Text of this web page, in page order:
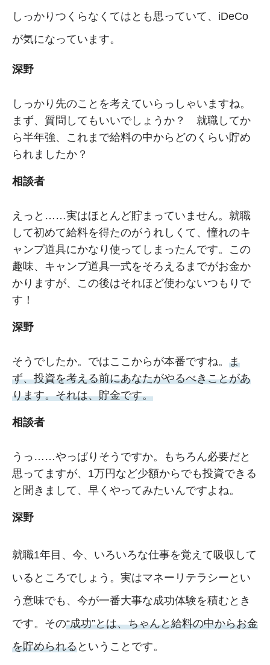
しっかりつくらなくてはとも思っていて、iDeCo
が気になっています。
深野
しっかり先のことを考えていらっしゃいますね。
まず、質問してもいいでしょうか？ 就職してか
ら半年強、これまで給料の中からどのくらい貯め
られましたか？
相談者
えっと……実はほとんど貯まっていません。就職
して初めて給料を得たのがうれしくて、憧れのキ
ャンプ道具にかなり使ってしまったんです。この
趣味、キャンプ道具一式をそろえるまでがお金か
かりますが、この後はそれほど使わないつもりで
す！
深野
そうでしたか。ではここからが本番ですね。 ま
ず、投資を考える前にあなたがやるべきことがあ
ります。それは、貯金です。
相談者
うっ……やっぱりそうですか。もちろん必要だと
思ってますが、1万円など少額からでも投資できる
と聞きまして、早くやってみたいんですよね。
深野
就職1年目、今、いろいろな仕事を覚えて吸収して
いるところでしょう。実はマネーリテラシーとい
う意味でも、今が一番大事な成功体験を積むとき
です。その“成功”とは、ちゃんと給料の中からお金
を貯められるということです。